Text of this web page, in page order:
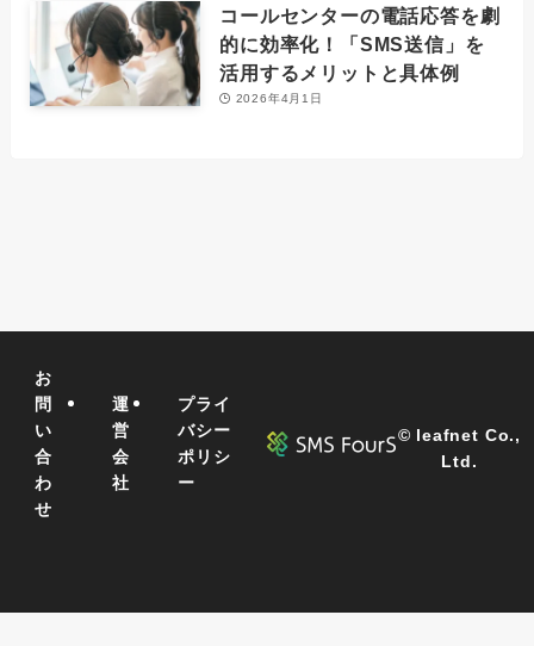
コールセンターの電話応答を劇
的に効率化！「SMS送信」を
活用するメリットと具体例
2026年4月1日
お
問
い
合
わ
せ
運
営
会
社
プライ
バシー
ポリシ
ー
© leafnet Co.,
Ltd.